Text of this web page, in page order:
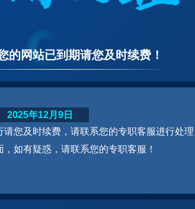
的网站已到期请您及时续费！
请您及时续费，请联系您的专职客服进行处
如有疑惑，请联系您的专职客服！
2025年12月9日